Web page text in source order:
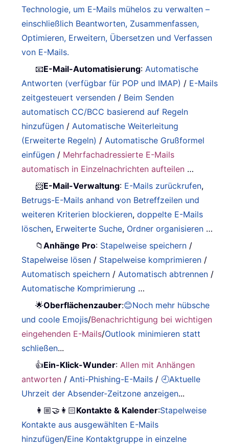
Technologie, um E-Mails mühelos zu verwalten –
einschließlich Beantworten, Zusammenfassen,
Optimieren, Erweitern, Übersetzen und Verfassen
von E-Mails.
📧E-Mail-Automatisierung: Automatische
Antworten (verfügbar für POP und IMAP) / E-Mails
zeitgesteuert versenden / Beim Senden
automatisch CC/BCC basierend auf Regeln
hinzufügen / Automatische Weiterleitung
(Erweiterte Regeln) / Automatische Grußformel
einfügen / Mehrfachadressierte E-Mails
automatisch in Einzelnachrichten aufteilen …
📨E-Mail-Verwaltung: E-Mails zurückrufen,
Betrugs-E-Mails anhand von Betreffzeilen und
weiteren Kriterien blockieren,doppelte E-Mails
löschen, Erweiterte Suche, Ordner organisieren …
📁Anhänge Pro: Stapelweise speichern /
Stapelweise lösen / Stapelweise komprimieren /
Automatisch speichern / Automatisch abtrennen /
Automatische Komprimierung …
🌟Oberflächenzauber:😊Noch mehr hübsche
und coole Emojis/Benachrichtigung bei wichtigen
eingehenden E-Mails/Outlook minimieren statt
schließen...
👍Ein-Klick-Wunder: Allen mit Anhängen
antworten / Anti-Phishing-E-Mails / 🕘Aktuelle
Uhrzeit der Absender-Zeitzone anzeigen...
👩🏼‍🤝‍👩🏻Kontakte & Kalender:Stapelweise
Kontakte aus ausgewählten E-Mails
hinzufügen/Eine Kontaktgruppe in einzelne